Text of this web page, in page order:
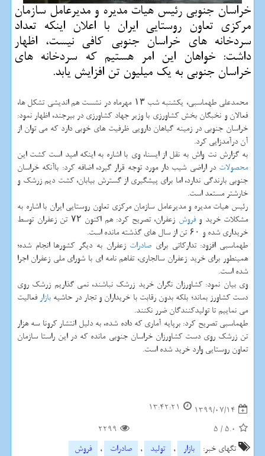
خراسان جنوبی رئیس هیات مدیره و مدیرعامل سازمان
مركزی تعاون روستایی ایران با اعلان اینكه تعداد
سردخانه های خراسان جنوبی كافی نیست، اظهار
داشت: خواهان این امر هستیم كه سردخانه های
خراسان جنوبی به یك میلیون تن افزایش یابد.
محمدعلی طهماسبی، یکشنبه شب ۱۳ مهرماه در نشست هم اندیشی تشکل ها،
فعالان و نخبگان بخش کشاورزی با وزیر جهاد کشاورزی در بیرجند، اظهار نمود:
خراسان جنوبی در زمینه گیاهان دارویی ظرفیت های خوبی دارد که می توان از
آن درآمدزایی کرد.
به گزارش نت واش به نقل از ایسنا، وی با اشاره به اینکه امید است کشت این
محصولات در اراضی شیب دار مورد توجه قرار گیرد، اضافه کرد: باآنکه خراسان
جنوبی بارندگی ندارد، اما برای پیشگیری از گسترش بیابان، کشت دیم زرشک و
خارشتر مستعد است.
رئیس هیات مدیره و مدیرعامل سازمان مرکزی تعاون روستایی ایران با اشاره به
مشکلات خرید وفروش
زعفران، تصریح کرد: هم اکنون ۷۲ تن زعفران توسط
خریداری شده و ۶۰ تن از سال های گذشته مانده است.
طهماسبی افزود: تدارکاتی برای صادرات زعفران به دیگر کشورها انجام شده؛
همینطور برای خرید زعفران سالجاری، تفاهم نامه ای با شورای ملی زعفران اجرا
شده است.
وی بیان نمود: کشاورزان نگران خرید زرشک نباشند، نمی گذاریم زرشک روی
دست کشاورز بماند؛ بلکه بدون رقابت با خریداران و تجار در حاشیه بازار فعالیت
می نماییم تا تولیدکنندگان ضرر نکنند.
طهماسبی تصریح کرد: برپایه آماری که داده شده، به دلیل انتشار کرونا سه هزار
تن زرشک روی دست کشاورزان خراسان جنوبی مانده که در این راستا سازمان
تعاون روستایی وارد خرید شده است.
1399/07/14
13:42:21
5.0
/
5
2299
تگهای خبر:
بازار , تولید , صادرات ,
فروش